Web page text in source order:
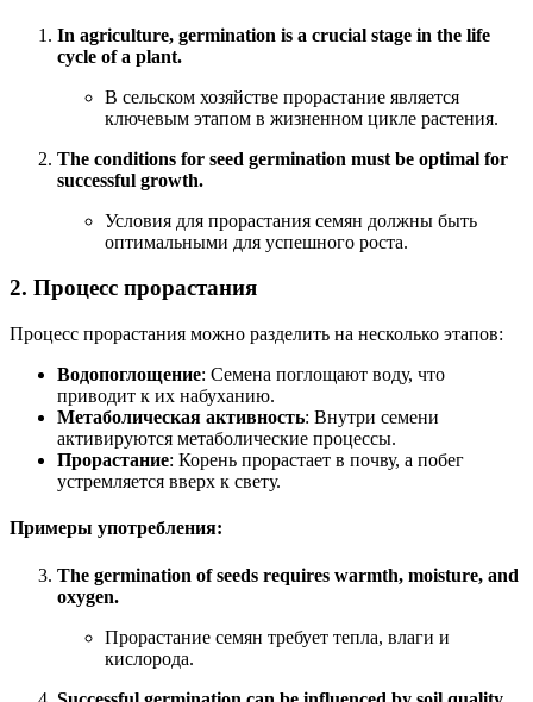
In agriculture, germination is a crucial stage in the life
cycle of a plant.
В сельском хозяйстве прорастание является
ключевым этапом в жизненном цикле растения.
The conditions for seed germination must be optimal for
successful growth.
Условия для прорастания семян должны быть
оптимальными для успешного роста.
2. Процесс прорастания
Процесс прорастания можно разделить на несколько этапов:
Водопоглощение: Семена поглощают воду, что
приводит к их набуханию.
Метаболическая активность: Внутри семени
активируются метаболические процессы.
Прорастание: Корень прорастает в почву, а побег
устремляется вверх к свету.
Примеры употребления:
The germination of seeds requires warmth, moisture, and
oxygen.
Прорастание семян требует тепла, влаги и
кислорода.